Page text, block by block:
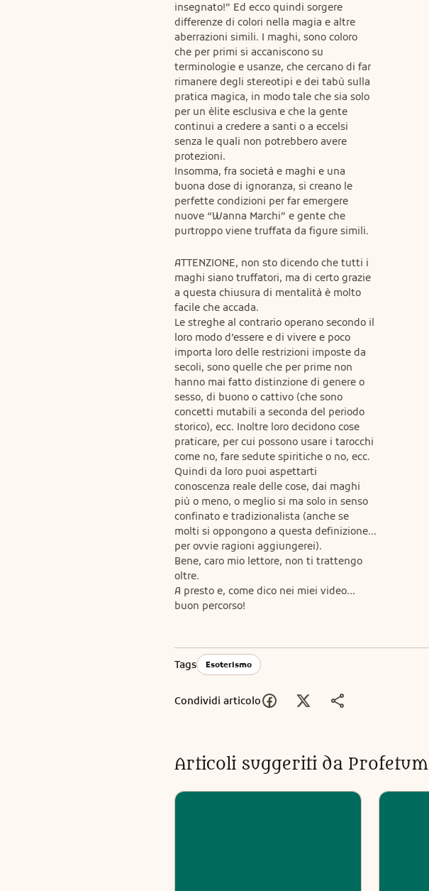
insegnato!” Ed ecco quindi sorgere
differenze di colori nella magia e altre
aberrazioni simili. I maghi, sono coloro
che per primi si accaniscono su
terminologie e usanze, che cercano di far
rimanere degli stereotipi e dei tabù sulla
pratica magica, in modo tale che sia solo
per un èlite esclusiva e che la gente
continui a credere a santi o a eccelsi
senza le quali non potrebbero avere
protezioni.
Insomma, fra società e maghi e una
buona dose di ignoranza, si creano le
perfette condizioni per far emergere
nuove “Wanna Marchi” e gente che
purtroppo viene truffata da figure simili.
ATTENZIONE, non sto dicendo che tutti i
maghi siano truffatori, ma di certo grazie
a questa chiusura di mentalità è molto
facile che accada.
Le streghe al contrario operano secondo il
loro modo d’essere e di vivere e poco
importa loro delle restrizioni imposte da
secoli, sono quelle che per prime non
hanno mai fatto distinzione di genere o
sesso, di buono o cattivo (che sono
concetti mutabili a seconda del periodo
storico), ecc. Inoltre loro decidono cose
praticare, per cui possono usare i tarocchi
come no, fare sedute spiritiche o no, ecc.
Quindi da loro puoi aspettarti
conoscenza reale delle cose, dai maghi
più o meno, o meglio si ma solo in senso
confinato e tradizionalista (anche se
molti si oppongono a questa definizione...
per ovvie ragioni aggiungerei).
Bene, caro mio lettore, non ti trattengo
oltre.
A presto e, come dico nei miei video...
buon percorso!
Tags Esoterismo
Condividi articolo
Articoli suggeriti da Profetum